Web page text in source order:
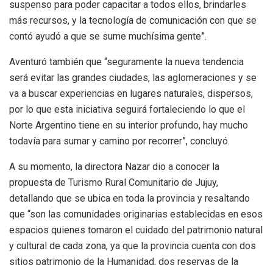
suspenso para poder capacitar a todos ellos, brindarles
más recursos, y la tecnología de comunicación con que se
contó ayudó a que se sume muchísima gente”.
Aventuró también que “seguramente la nueva tendencia
será evitar las grandes ciudades, las aglomeraciones y se
va a buscar experiencias en lugares naturales, dispersos,
por lo que esta iniciativa seguirá fortaleciendo lo que el
Norte Argentino tiene en su interior profundo, hay mucho
todavía para sumar y camino por recorrer”, concluyó.
A su momento, la directora Nazar dio a conocer la
propuesta de Turismo Rural Comunitario de Jujuy,
detallando que se ubica en toda la provincia y resaltando
que “son las comunidades originarias establecidas en esos
espacios quienes tomaron el cuidado del patrimonio natural
y cultural de cada zona, ya que la provincia cuenta con dos
sitios patrimonio de la Humanidad, dos reservas de la